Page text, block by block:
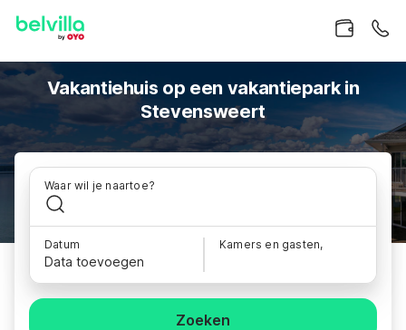
Vakantiehuis op een vakantiepark in
Stevensweert
Waar wil je naartoe?
Datum
Data toevoegen
Kamers en gasten,
Zoeken